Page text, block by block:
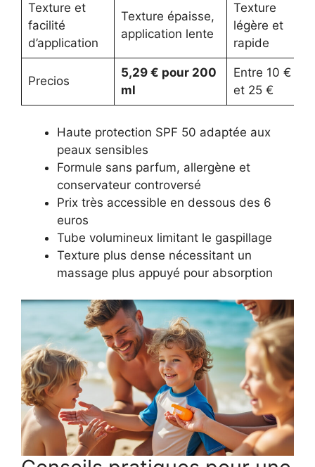
Texture et
facilité
d’application
Texture épaisse,
application lente
Texture
légère et
rapide
Precios
5,29 € pour 200
ml
Entre 10 €
et 25 €
Haute protection SPF 50 adaptée aux
peaux sensibles
Formule sans parfum, allergène et
conservateur controversé
Prix très accessible en dessous des 6
euros
Tube volumineux limitant le gaspillage
Texture plus dense nécessitant un
massage plus appuyé pour absorption